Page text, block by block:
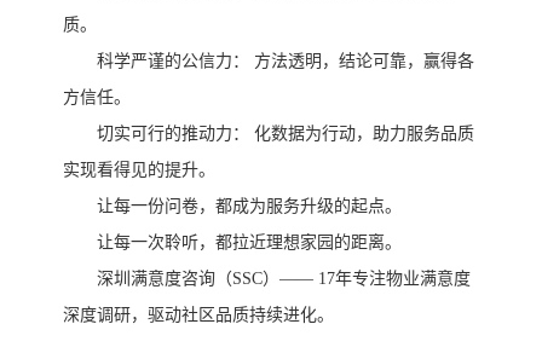
质。
科学严谨的公信力：
方法透明，结论可靠，赢得各
方信任。
切实可行的推动力：
化数据为行动，助力服务品质
实现看得见的提升。
让每一份问卷，都成为服务升级的起点。
让每一次聆听，都拉近理想家园的距离。
深圳满意度咨询（SSC）—— 17年专注物业满意度
深度调研，驱动社区品质持续进化。